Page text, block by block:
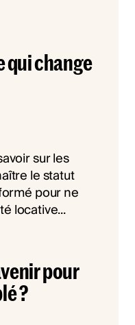
qui change
pour
?